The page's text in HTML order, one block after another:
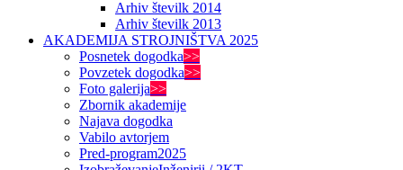
Arhiv številk 2014
Arhiv številk 2013
AKADEMIJA STROJNIŠTVA 2025
Posnetek dogodka>>
Povzetek dogodka>>
Foto galerija>>
Zbornik akademije
Najava dogodka
Vabilo avtorjem
Pred-program2025